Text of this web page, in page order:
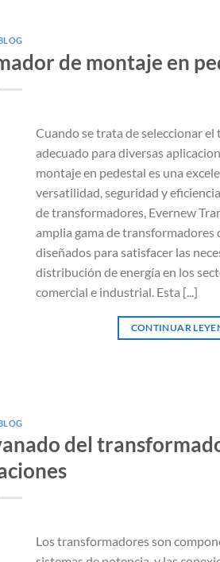
de montaje en
Cuando se trata de seleccionar
adecuado para diversas
montaje en pedestal es una
versatilidad, seguridad y
de transformadores, Evernew
amplia gama de transformadores
diseñados para satisfacer las
distribución de energía en los
comercial e industrial. Esta [...]
CONTINUAR
del
Los transformadores son